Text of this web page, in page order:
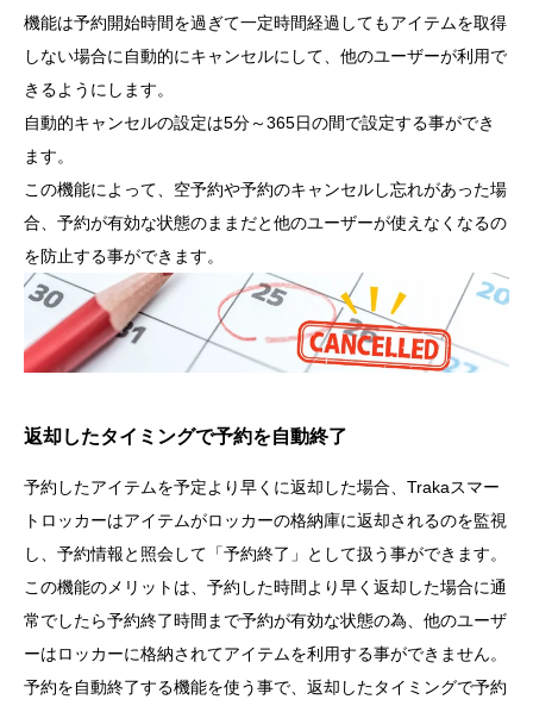
機能は予約開始時間を過ぎて一定時間経過してもアイテムを取得
しない場合に自動的にキャンセルにして、他のユーザーが利用で
きるようにします。
自動的キャンセルの設定は5分～365日の間で設定する事ができ
ます。
この機能によって、空予約や予約のキャンセルし忘れがあった場
合、予約が有効な状態のままだと他のユーザーが使えなくなるの
を防止する事ができます。
返却したタイミングで予約を自動終了
予約したアイテムを予定より早くに返却した場合、Trakaスマー
トロッカーはアイテムがロッカーの格納庫に返却されるのを監視
し、予約情報と照会して「予約終了」として扱う事ができます。
この機能のメリットは、予約した時間より早く返却した場合に通
常でしたら予約終了時間まで予約が有効な状態の為、他のユーザ
ーはロッカーに格納されてアイテムを利用する事ができません。
予約を自動終了する機能を使う事で、返却したタイミングで予約